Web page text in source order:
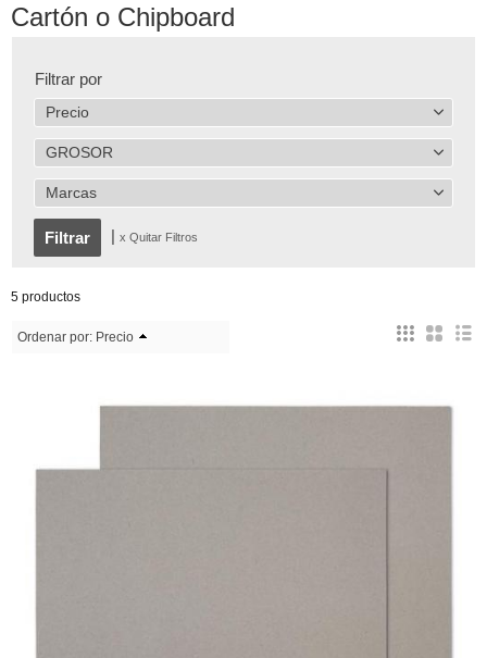
Cartón o Chipboard
Filtrar por
Precio
GROSOR
Marcas
| x Quitar Filtros
5 productos
Ordenar por: Precio